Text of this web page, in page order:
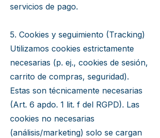
servicios de pago.
5. Cookies y seguimiento (Tracking)
Utilizamos cookies estrictamente
necesarias (p. ej., cookies de sesión,
carrito de compras, seguridad).
Estas son técnicamente necesarias
(Art. 6 apdo. 1 lit. f del RGPD). Las
cookies no necesarias
(análisis/marketing) solo se cargan